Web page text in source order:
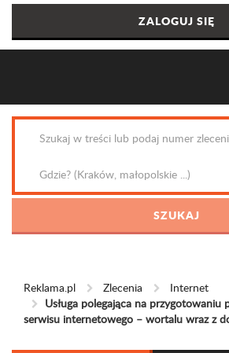
Reklama.pl Zlecenia
Internet
Usługa polegająca na
serwisu internetowego – wortalu wraz z